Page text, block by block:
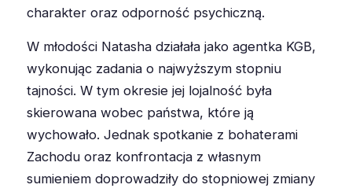
charakter oraz odporność psychiczną.
W młodości Natasha działała jako agentka KGB,
wykonując zadania o najwyższym stopniu
tajności. W tym okresie jej lojalność była
skierowana wobec państwa, które ją
wychowało. Jednak spotkanie z bohaterami
Zachodu oraz konfrontacja z własnym
sumieniem doprowadziły do stopniowej zmiany